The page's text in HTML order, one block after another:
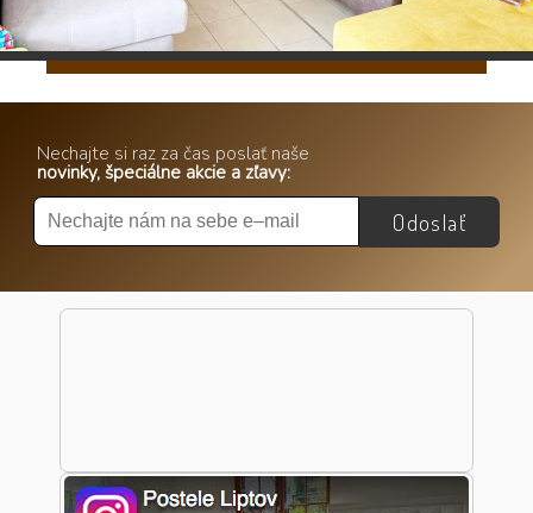
Nechajte si raz za čas poslať naše
novinky, špeciálne akcie a zľavy:
Odoslať